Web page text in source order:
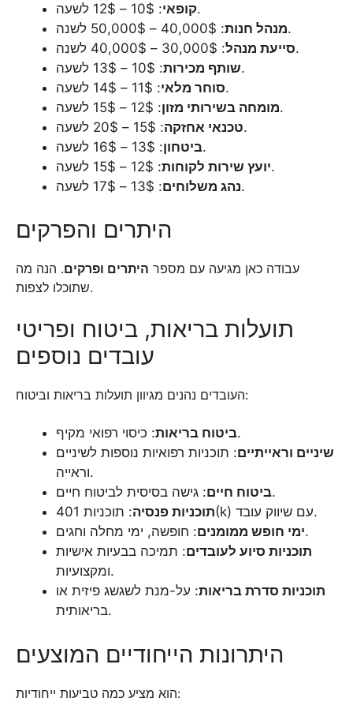
קופאי: 10$ – 12$ לשעה.
מנהל חנות: 40,000$ – 50,000$ לשנה.
סייעת מנהל: 30,000$ – 40,000$ לשנה.
שותף מכירות: 10$ – 13$ לשעה.
סוחר מלאי: 11$ – 14$ לשעה.
מומחה בשירותי מזון: 12$ – 15$ לשעה.
טכנאי אחזקה: 15$ – 20$ לשעה.
ביטחון: 13$ – 16$ לשעה.
יועץ שירות לקוחות: 12$ – 15$ לשעה.
נהג משלוחים: 13$ – 17$ לשעה.
היתרים והפרקים
עבודה כאן מגיעה עם מספר היתרים ופרקים. הנה מה
שתוכלו לצפות.
תועלות בריאות, ביטוח ופריטי
עובדים נוספים
העובדים נהנים מגיוון תועלות בריאות וביטוח:
ביטוח בריאות: כיסוי רפואי מקיף.
שיניים וראייתיים: תוכניות רפואיות נוספות לשיניים
וראייה.
ביטוח חיים: גישה בסיסית לביטוח חיים.
תוכניות פנסיה
: תוכניות 401(k) עם שיווק עובד.
ימי חופש ממומנים: חופשה, ימי מחלה וחגים.
תוכניות סיוע לעובדים: תמיכה בבעיות אישיות
ומקצועיות.
תוכניות סדרת בריאות: על-מנת לשגשג פיזית או
בריאותית.
היתרונות הייחודיים המוצעים
הוא מציע כמה טביעות ייחודיות: